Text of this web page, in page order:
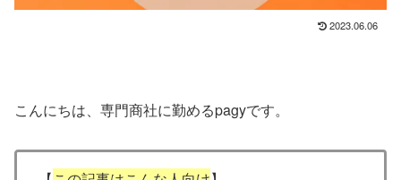
2023.06.06
こんにちは、専門商社に勤めるpagyです。